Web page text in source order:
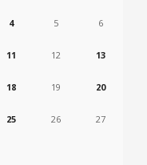
4 5 6
11 12 13
18 19 20
25 26 27